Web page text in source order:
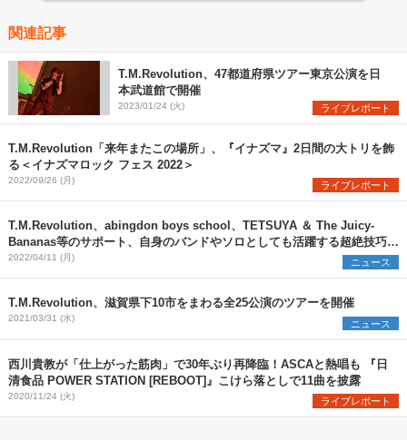
関連記事
T.M.Revolution、47都道府県ツアー東京公演を日
本武道館で開催
2023/01/24 (火) ライブレポート
T.M.Revolution「来年またこの場所」、『イナズマ』2日間の大トリを飾
る＜イナズマロック フェス 2022＞
2022/09/26 (月) ライブレポート
T.M.Revolution、abingdon boys school、TETSUYA ＆ The Juicy-
Bananas等のサポート、自身のバンドやソロとしても活躍する超絶技巧の
ベーシスト・IKUO。多彩なキャリアに迫る【インタビュー連載・匠の
2022/04/11 (月) ニュース
T.M.Revolution、滋賀県下10市をまわる全25公演のツアーを開催
2021/03/31 (水) ニュース
西川貴教が「仕上がった筋肉」で30年ぶり再降臨！ASCAと熱唱も 『日
清食品 POWER STATION [REBOOT]』こけら落としで11曲を披露
2020/11/24 (火) ライブレポート